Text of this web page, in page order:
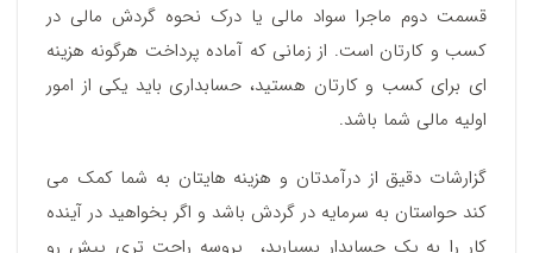
قسمت دوم ماجرا سواد مالی یا درک نحوه گردش مالی در
کسب و کارتان است. از زمانی که آماده پرداخت هرگونه هزینه
ای برای کسب و کارتان هستید، حسابداری باید یکی از امور
اولیه مالی شما باشد.
گزارشات دقیق از درآمدتان و هزینه هایتان به شما کمک می
کند حواستان به سرمایه در گردش باشد و اگر بخواهید در آینده
کار را به یک حسابدار بسپارید، پروسه راحت تری پیش رو